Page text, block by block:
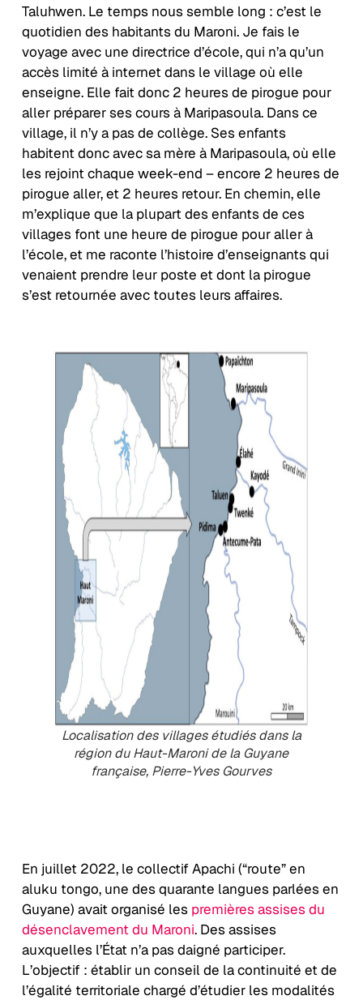
Taluhwen. Le temps nous semble long : c’est le
quotidien des habitants du Maroni. Je fais le
voyage avec une directrice d’école, qui n’a qu’un
accès limité à internet dans le village où elle
enseigne. Elle fait donc 2 heures de pirogue pour
aller préparer ses cours à Maripasoula. Dans ce
village, il n’y a pas de collège. Ses enfants
habitent donc avec sa mère à Maripasoula, où elle
les rejoint chaque week-end – encore 2 heures de
pirogue aller, et 2 heures retour. En chemin, elle
m’explique que la plupart des enfants de ces
villages font une heure de pirogue pour aller à
l’école, et me raconte l’histoire d’enseignants qui
venaient prendre leur poste et dont la pirogue
s’est retournée avec toutes leurs affaires.
Localisation des villages étudiés dans la
région du Haut-Maroni de la Guyane
française, Pierre-Yves Gourves
En juillet 2022, le collectif Apachi (“route” en
aluku tongo, une des quarante langues parlées en
Guyane) avait organisé les premières assises du
désenclavement du Maroni. Des assises
auxquelles l’État n’a pas daigné participer.
L’objectif : établir un conseil de la continuité et de
l’égalité territoriale chargé d’étudier les modalités